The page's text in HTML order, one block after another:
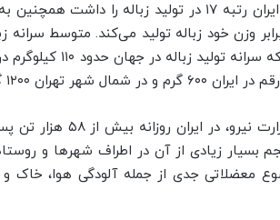
بسیار زیادی از آن در اطراف شهرها و
معضلاتی جدی از جمله آلودگی هوا، خاک